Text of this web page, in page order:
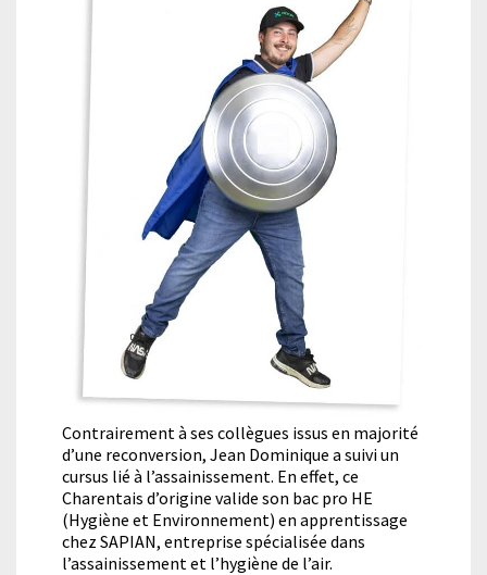
technicien
assainissement
Contrairement à ses collègues issus en majorité
d’une reconversion, Jean Dominique a suivi un
cursus lié à l’assainissement. En effet, ce
Charentais d’origine valide son bac pro HE
(Hygiène et Environnement) en apprentissage
chez SAPIAN, entreprise spécialisée dans
l’assainissement et l’hygiène de l’air.